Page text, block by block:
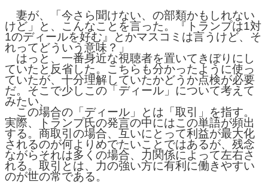
妻が、「今さら聞けない、の部類かもしれない
けど」と、こんなことを言った。『トランプは1対
1のディールを好む』とかマスコミは言うけど、そ
れってどういう意味？」
はっと、一番身近な視聴者を置いてきぼりにし
ていたと反省した。こちらも分かったように使っ
ていたが、十分理解していたかどうか点検が必要
だ。そこで少しこの「ディール」について考えて
みたい、
この場合の「ディール」とは「取引」を指す。
実際、トランプ氏の発言の中にはこの単語が頻出
する。商取引の場合、互いにとって利益が最大化
されるのが何よりめでたいことではあるが、残念
ながらそれは多くの場合、力関係によって左右さ
れる。取引とは、力の強い方に有利に働きやすい
のが世の常である。